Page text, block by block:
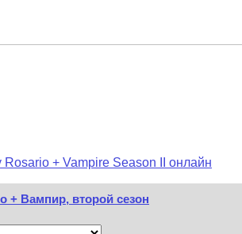
Rosario + Vampire Season II онлайн
+ Вампир, второй сезон